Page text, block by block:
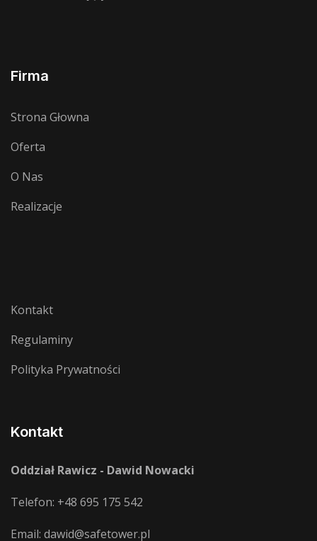
Firma
Strona Głowna
Oferta
O Nas
Realizacje
Kontakt
Regulaminy
Polityka Prywatności
Kontakt
Oddział Rawicz - Dawid Nowacki
Telefon: +48 695 175 542
Email: dawid@safetower.pl